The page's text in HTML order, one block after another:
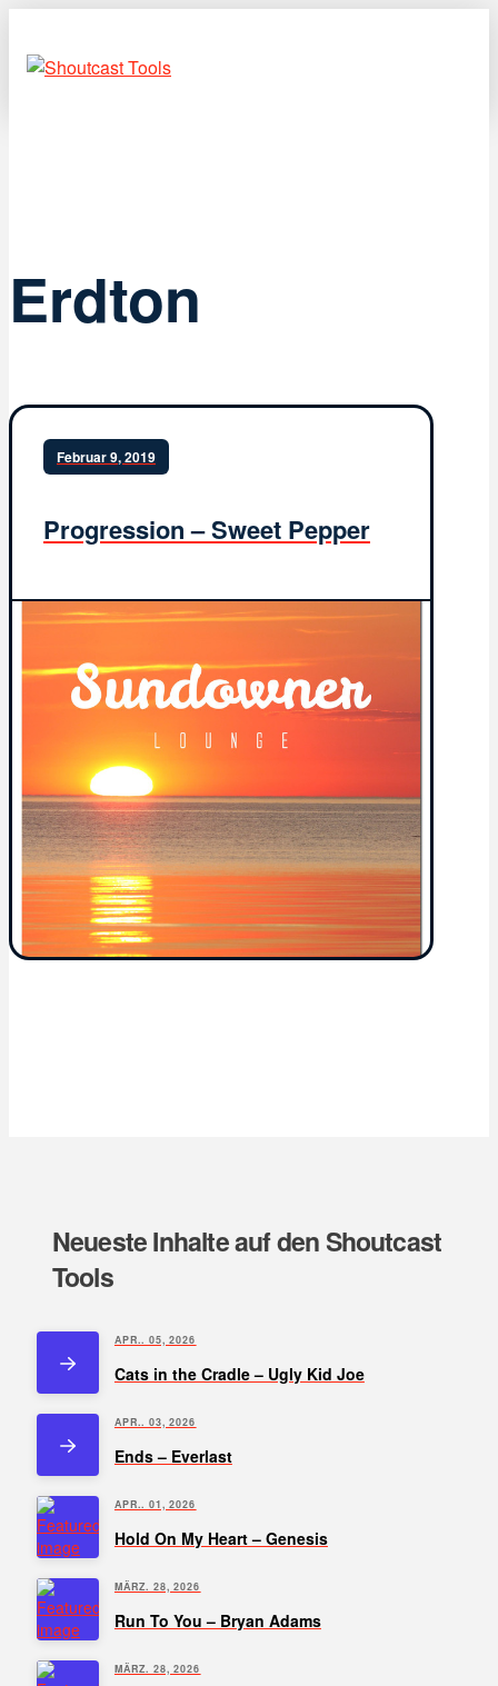
Erdton
Februar 9, 2019
Progression – Sweet Pepper
Neueste Inhalte auf den Shoutcast
Tools
APR.. 05, 2026
Cats in the Cradle – Ugly Kid Joe
APR.. 03, 2026
Ends – Everlast
APR.. 01, 2026
Hold On My Heart – Genesis
MÄRZ. 28, 2026
Run To You – Bryan Adams
MÄRZ. 28, 2026